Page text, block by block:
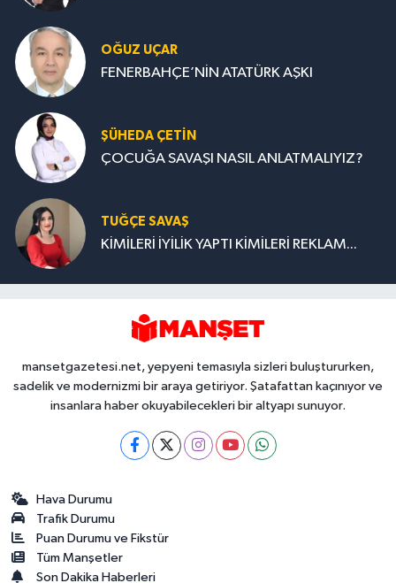
OĞUZ UÇAR
FENERBAHÇE’NİN ATATÜRK AŞKI
ŞÜHEDA ÇETİN
ÇOCUĞA SAVAŞI NASIL ANLATMALIYIZ?
TUĞÇE SAVAŞ
KİMİLERİ İYİLİK YAPTI KİMİLERİ REKLAM...
mansetgazetesi.net, yepyeni temasıyla sizleri buluştururken,
sadelik ve modernizmi bir araya getiriyor. Şatafattan kaçınıyor ve
insanlara haber okuyabilecekleri bir altyapı sunuyor.
Hava Durumu
Trafik Durumu
Puan Durumu ve Fikstür
Tüm Manşetler
Son Dakika Haberleri